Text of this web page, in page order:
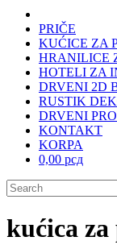
PRIČE
KUĆICE ZA
HRANILICE
HOTELI ZA
DRVENI 2D
RUSTIK
DRVENI
KONTAKT
KORPA
0,00 рсд
kućica za